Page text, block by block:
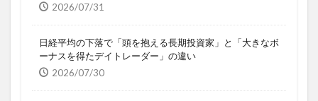
2026/07/31
日経平均の下落で「頭を抱える長期投資家」と「大きなボ
ーナスを得たデイトレーダー」の違い
2026/07/30